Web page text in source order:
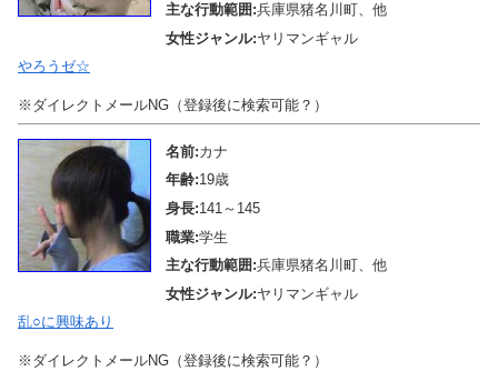
主な行動範囲:兵庫県猪名川町、他
女性ジャンル:ヤリマンギャル
やろうゼ☆
※ダイレクトメールNG（登録後に検索可能？）
名前:カナ
年齢:19歳
身長:141～145
職業:学生
主な行動範囲:兵庫県猪名川町、他
女性ジャンル:ヤリマンギャル
乱○に興味あり
※ダイレクトメールNG（登録後に検索可能？）